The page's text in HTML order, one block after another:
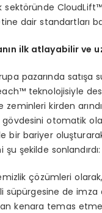
sektöründe
dair standartları
ın ilk atlayabilir ve
pazarında
teknolojisiyle
zeminleri kirden
gövdesini otomatik
bir bariyer
şu şekilde sonlandırdı:
temizlik çözümleri
süpürgesine de imza
kenara temas